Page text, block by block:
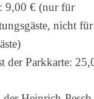
9,00 € (nur für
nicht für
der Parkkarte: